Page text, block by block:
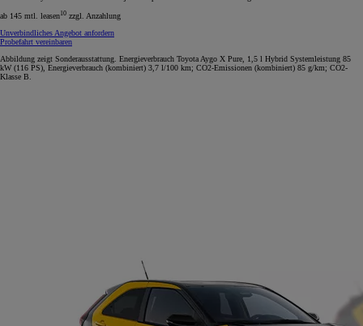
ab 145 mtl. leasen10 zzgl. Anzahlung
Unverbindliches Angebot anfordern
Probefahrt vereinbaren
Abbildung zeigt Sonderausstattung. Energieverbrauch Toyota Aygo X Pure, 1,5 l Hybrid Systemleistung 85
kW (116 PS), Energieverbrauch (kombiniert) 3,7 l/100 km; CO2-Emissionen (kombiniert) 85 g/km; CO2-
Klasse B.